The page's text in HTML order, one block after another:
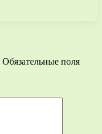
Обязательные поля